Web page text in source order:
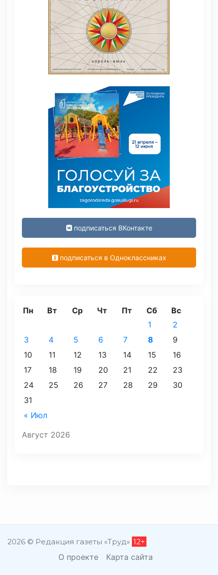
подписаться ВКонтакте
подписаться в Одноклассниках
Август 2026
Пн Вт Ср Чт Пт Сб Вс
« Июл
1
2
3
4 5 6 7 8
9
10
11 12 13 14 15
16
17
18 19 20 21 22
23
24
25 26 27 28 29
30
31
2026 © Редакция газеты «Труд» 12+
О проекте Карта сайта